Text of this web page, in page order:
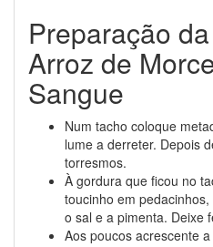
Preparação
Arroz de
Sangue
Num tacho coloque
lume a derreter. Depois
torresmos.
À gordura que ficou no
toucinho em
o sal e a pimenta. Deixe
Aos poucos acrescente